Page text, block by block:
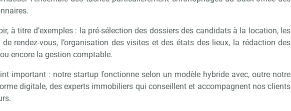
à titre d’exemples : la pré-sélection des dossiers des candidats à la location, les
de rendez-vous, l’organisation des visites et des états des lieux, la rédaction des
encore la gestion comptable.
important : notre startup fonctionne selon un modèle hybride avec, outre notre
digitale, des experts immobiliers qui conseillent et accompagnent nos clients